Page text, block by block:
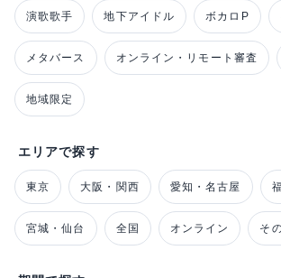
演歌歌手 地下アイドル ボカロP
メタバース オンライン・リモート審査
地域限定
エリアで探す
東京 大阪・関西 愛知・名古屋
宮城・仙台 全国 オンライン そ